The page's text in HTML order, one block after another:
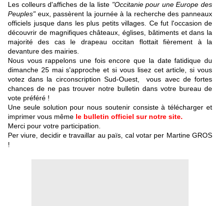
Les colleurs d'affiches de la liste "Occitanie pour une Europe des
Peuples"eux, passèrent la journée à la recherche des panneaux
officiels jusque dans les plus petits villages. Ce fut l'occasion de
découvrir de magnifiques châteaux, églises, bâtiments et dans la
majorité des cas le drapeau occitan flottait fièrement à la
devanture des mairies.
Nous vous rappelons une fois encore que la date fatidique du
dimanche 25 mai s'approche et si vous lisez cet article, si vous
votez dans la circonscription Sud-Ouest, vous avec de fortes
chances de ne pas trouver notre bulletin dans votre bureau de
vote préféré !
Une seule solution pour nous soutenir consiste à télécharger et
imprimer vous même le bulletin officiel sur notre site.
Merci pour votre participation.
Per viure, decidir e travaillar au païs, cal votar per Martine GROS
!